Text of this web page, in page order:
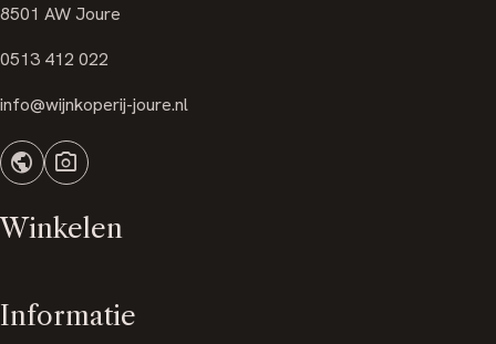
8501 AW Joure
0513 412 022
info@wijnkoperij-joure.nl
public photo_camera
Winkelen
Informatie